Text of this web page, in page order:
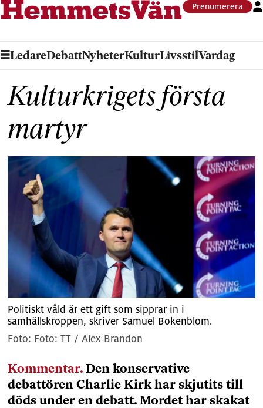
Prenumerera
LedareDebattNyheterKulturLivsstilVardag
Kulturkrigets första
martyr
Politiskt våld är ett gift som sipprar in i
samhällskroppen, skriver Samuel Bokenblom.
Foto: TT / Alex Brandon
Kommentar. Den konservative
debattören Charlie Kirk har skjutits till
döds under en debatt. Mordet har skakat